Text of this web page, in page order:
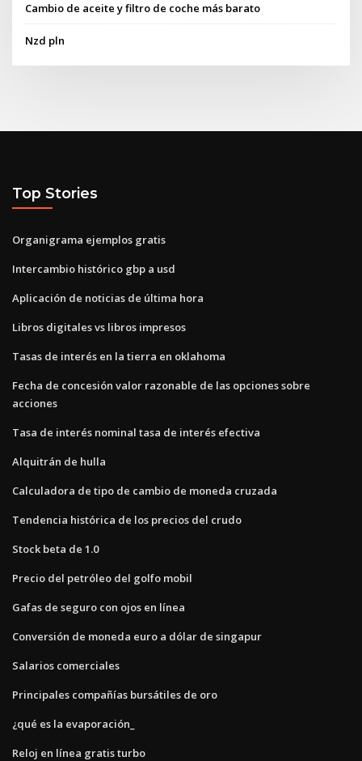
Cambio de aceite y filtro de coche más barato
Nzd pln
Top Stories
Organigrama ejemplos gratis
Intercambio histórico gbp a usd
Aplicación de noticias de última hora
Libros digitales vs libros impresos
Tasas de interés en la tierra en oklahoma
Fecha de concesión valor razonable de las opciones sobre
acciones
Tasa de interés nominal tasa de interés efectiva
Alquitrán de hulla
Calculadora de tipo de cambio de moneda cruzada
Tendencia histórica de los precios del crudo
Stock beta de 1.0
Precio del petróleo del golfo mobil
Gafas de seguro con ojos en línea
Conversión de moneda euro a dólar de singapur
Salarios comerciales
Principales compañías bursátiles de oro
¿qué es la evaporación_
Reloj en línea gratis turbo